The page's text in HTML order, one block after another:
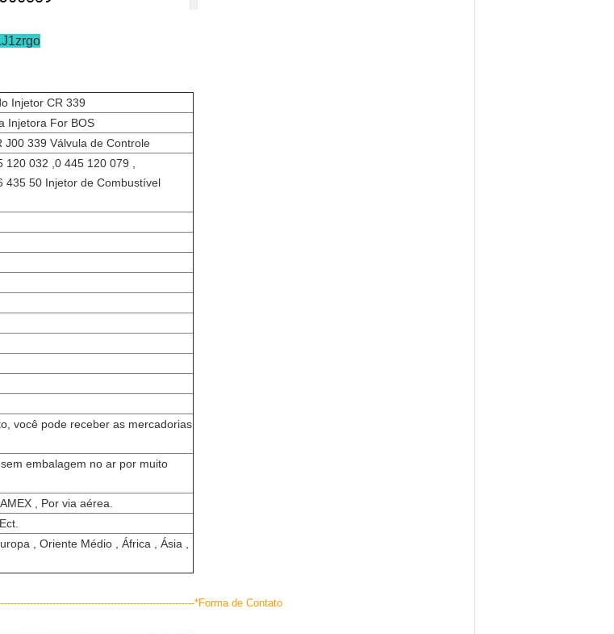
Injetor CR 339
Injetora For BOS
J00 339 Válvula de Controle
032 ,0 445 120 079 ,
435 50 Injetor de Combustível
você pode receber as mercadorias
embalagem no ar por muito
, Por via aérea.
, Oriente Médio , África , Ásia ,
*Forma de Contato